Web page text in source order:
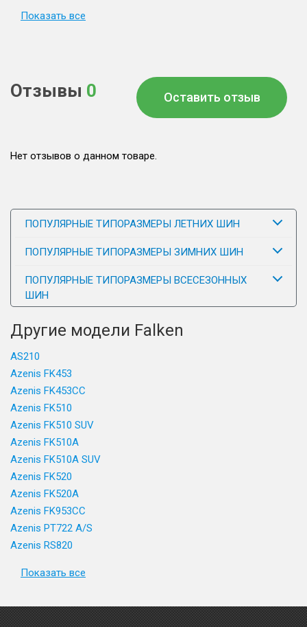
Показать все
Отзывы 0 Оставить отзыв
Нет отзывов о данном товаре.
ПОПУЛЯРНЫЕ ТИПОРАЗМЕРЫ ЛЕТНИХ ШИН
ПОПУЛЯРНЫЕ ТИПОРАЗМЕРЫ ЗИМНИХ ШИН
ПОПУЛЯРНЫЕ ТИПОРАЗМЕРЫ ВСЕСЕЗОННЫХ
ШИН
Другие модели Falken
AS210
Azenis FK453
Azenis FK453CC
Azenis FK510
Azenis FK510 SUV
Azenis FK510A
Azenis FK510A SUV
Azenis FK520
Azenis FK520A
Azenis FK953CC
Azenis PT722 A/S
Azenis RS820
Показать все